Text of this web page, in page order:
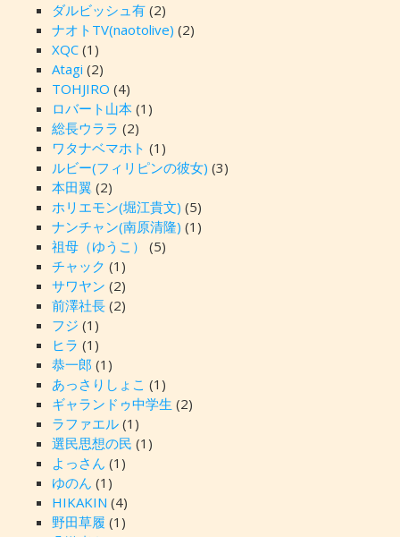
ダルビッシュ有(2)
ナオトTV(naotolive) (2)
XQC(1)
Atagi (2)
TOHJIRO (4)
ロバート山本(1)
総長ウララ (2)
ワタナベマホト (1)
ルビー(フィリピンの彼女) (3)
本田翼(2)
ホリエモン(堀江貴文) (5)
ナンチャン(南原清隆) (1)
祖母（ゆうこ）
(5)
チャック (1)
サワヤン (2)
前澤社長(2)
フジ (1)
ヒラ (1)
恭一郎 (1)
あっさりしょこ (1)
ギャランドゥ中学生 (2)
ラファエル(1)
選民思想の民 (1)
よっさん (1)
ゆのん (1)
HIKAKIN (4)
野田草履 (1)